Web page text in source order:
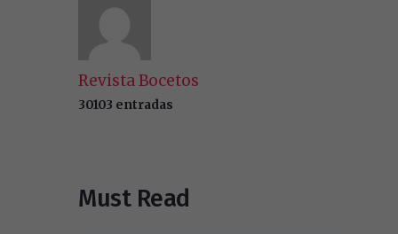
Revista Bocetos
30103 entradas
Must Read